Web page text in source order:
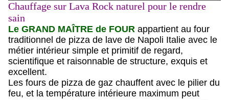
Chauffage sur Lava Rock naturel pour le rendre
sain
Le GRAND MAÎTRE de FOUR appartient au four
traditionnel de pizza de lave de Napoli Italie avec le
métier intérieur simple et primitif de regard,
scientifique et raisonnable de structure, exquis et
excellent.
Les fours de pizza de gaz chauffent avec le pilier du
feu, et la température intérieure maximum peut